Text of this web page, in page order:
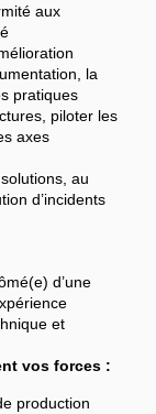
aux
la
pratiques
piloter les
axes
au
d’incidents
d’une
et
vos forces :
production